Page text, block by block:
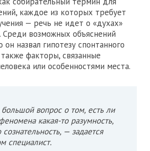
каждое из которых требует
— речь не идет о «духах»
Среди возможных объяснений
назвал гипотезу спонтанного
факторы, связанные
или особенностями места.
вопрос о том, есть ли
какая-то разумность,
сознательность, — задается
специалист.